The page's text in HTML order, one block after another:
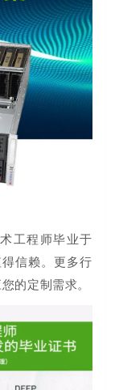
工程师毕业于
信赖。 更多行
的定制需求。